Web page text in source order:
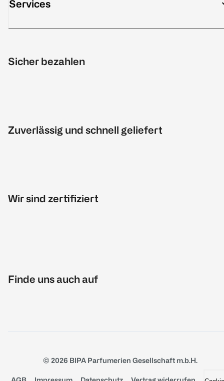
Services
Sicher bezahlen
Zuverlässig und schnell geliefert
Wir sind zertifiziert
Finde uns auch auf
© 2026 BIPA Parfumerien Gesellschaft m.b.H.